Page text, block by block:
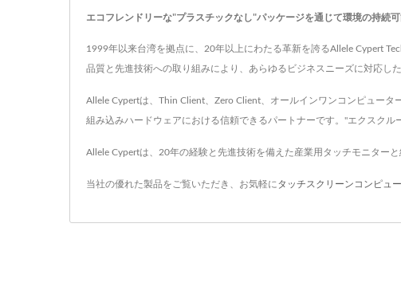
エコフレンドリーな"プラスチックなし"パッケージを通じて環境の持
1999年以来台湾を拠点に、20年以上にわたる革新を誇るAllele Cypert
品質と先進技術への取り組みにより、あらゆるビジネスニーズに対応し
Allele Cypertは、Thin Client、Zero Client、オールインワンコンピュー
組み込みハードウェアにおける信頼できるパートナーです。"エクスク
Allele Cypertは、20年の経験と先進技術を備えた産業用タッチモニター
当社の優れた製品をご覧いただき、お気軽にタッチスクリーンコンピュ